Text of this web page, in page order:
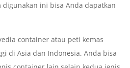
ini bisa Anda dapatkan
container atau peti kemas
di Asia dan Indonesia. Anda bisa